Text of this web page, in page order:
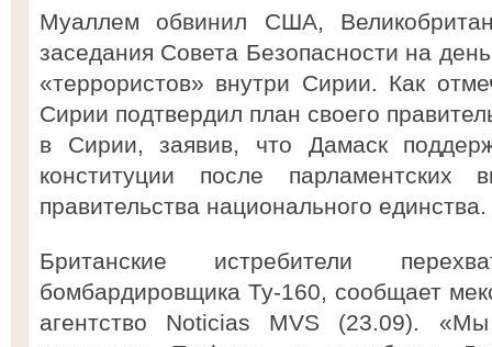
Муаллем обвинил США,
заседания Совета Безопасности на
«террористов» внутри Сирии. Как
Сирии подтвердил план своего
в Сирии, заявив, что Дамаск
конституции после
правительства национального единства.
Британские истребители
бомбардировщика Ту-160, сообщает
агентство Noticias MVS (23.09).